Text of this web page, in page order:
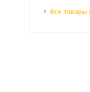
Все товары